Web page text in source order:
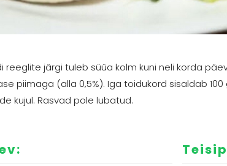
reeglite järgi tuleb süüa kolm kuni neli korda
piimaga (alla 0,5%). Iga toidukord sisaldab
kujul. Rasvad pole lubatud.